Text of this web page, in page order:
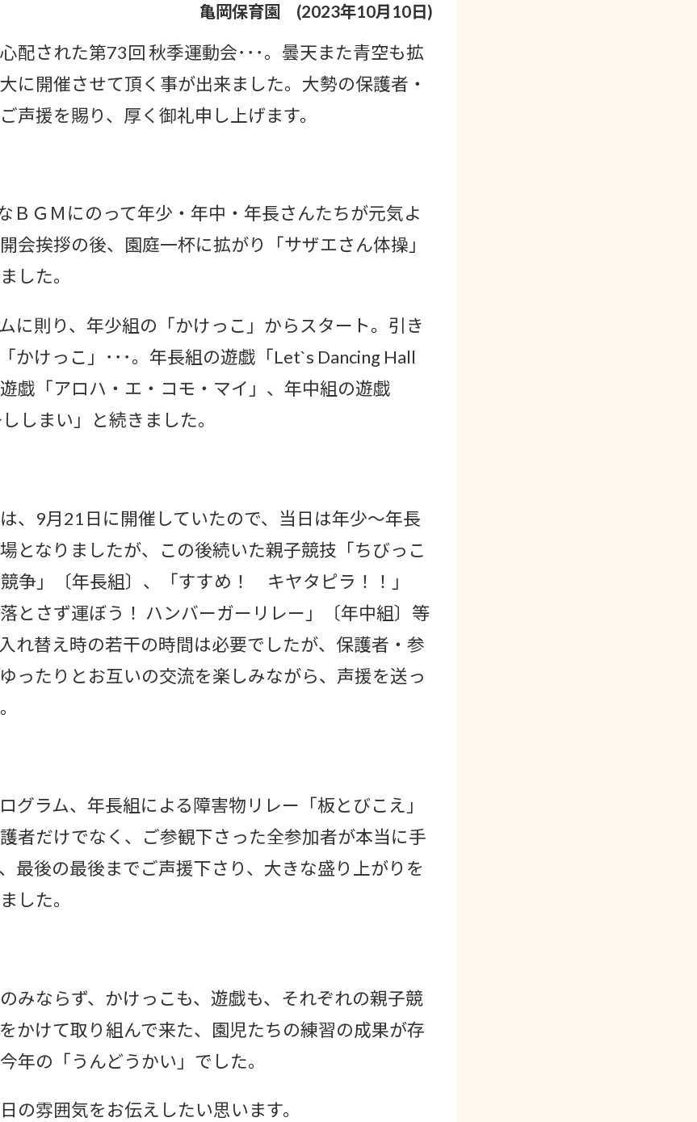
亀岡保育園 (2023年10月10日)
配された第73回 秋季運動会･･･。曇天また青空も拡
に開催させて頂く事が出来ました。大勢の保護者・
声援を賜り、厚く御礼申し上げます。
ＢＧＭにのって年少・年中・年長さんたちが元気よ
会挨拶の後、園庭一杯に拡がり「サザエさん体操」
した。
に則り、年少組の「かけっこ」からスタート。引き
かけっこ」･･･。年長組の遊戯「Let`s Dancing Hall
戯「アロハ・エ・コモ・マイ」、年中組の遊戯
ししまい」と続きました。
、9月21日に開催していたので、当日は年少〜年長
となりましたが、この後続いた親子競技「ちびっこ
争」〔年長組〕、「すすめ！ キヤタピラ！！」
落とさず運ぼう！ ハンバーガーリレー」〔年中組〕等
れ替え時の若干の時間は必要でしたが、保護者・参
ったりとお互いの交流を楽しみながら、声援を送っ
グラム、年長組による障害物リレー「板とびこえ」
者だけでなく、ご参観下さった全参加者が本当に手
最後の最後までご声援下さり、大きな盛り上がりを
した。
のみならず、かけっこも、遊戯も、それぞれの親子競
かけて取り組んで来た、園児たちの練習の成果が存
年の「うんどうかい」でした。
の雰囲気をお伝えしたい思います。